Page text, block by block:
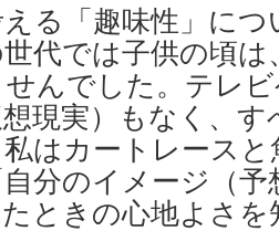
る「趣味性」に
代では子供の頃
んでした。テレ
現実）もなく、
はカートレース
分のイメージ（
ときの心地よさ